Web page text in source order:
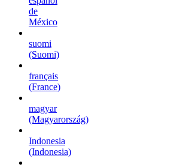
de
México
suomi
(Suomi)
français
(France)
magyar
(Magyarország)
Indonesia
(Indonesia)